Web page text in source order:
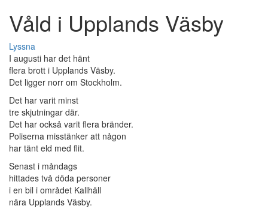
Våld i Upplands Väsby
Lyssna
I augusti har det hänt
flera brott i Upplands Väsby.
Det ligger norr om Stockholm.
Det har varit minst
tre skjutningar där.
Det har också varit flera bränder.
Poliserna misstänker att någon
har tänt eld med flit.
Senast i måndags
hittades två döda personer
i en bil i området Kallhäll
nära Upplands Väsby.